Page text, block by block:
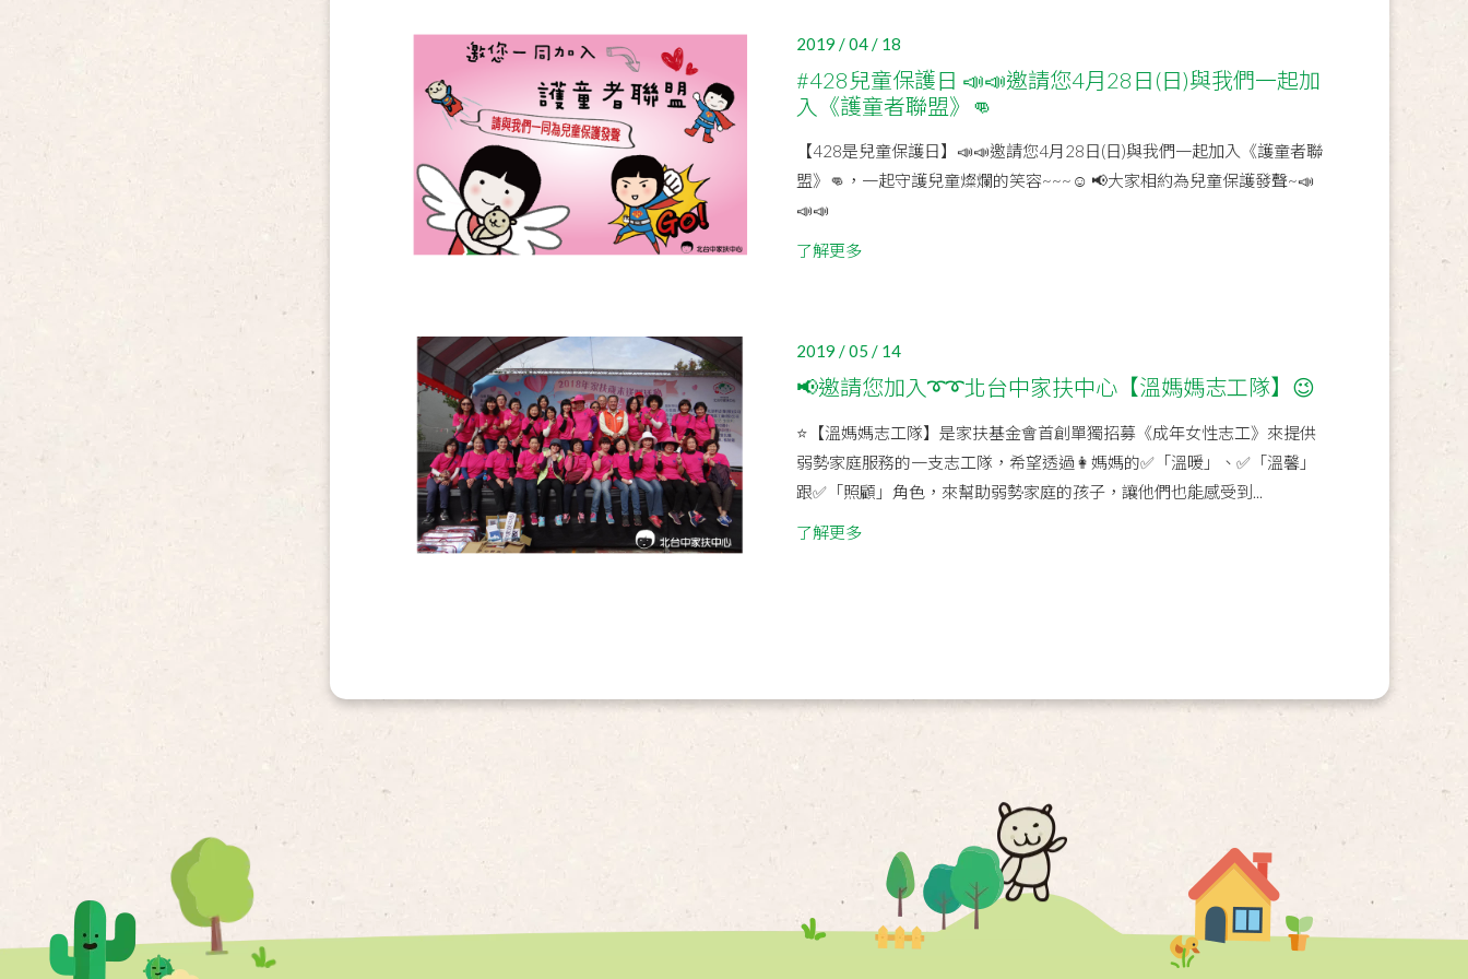
2019 / 04 / 18
#428兒童保護日 📣📣邀請您4月28日(日)與我們一起加
入《護童者聯盟》👊
【428是兒童保護日】📣📣邀請您4月28日(日)與我們一起加入《護童者聯
盟》👊，一起守護兒童燦爛的笑容~~~☺ 📢大家相約為兒童保護發聲~📣
📣📣
了解更多
2019 / 05 / 14
📢邀請您加入➰➰北台中家扶中心【溫媽媽志工隊】😉
⭐【溫媽媽志工隊】是家扶基金會首創單獨招募《成年女性志工》來提供
弱勢家庭服務的一支志工隊，希望透過👩媽媽的✅「溫暖」、✅「溫馨」
跟✅「照顧」角色，來幫助弱勢家庭的孩子，讓他們也能感受到...
了解更多